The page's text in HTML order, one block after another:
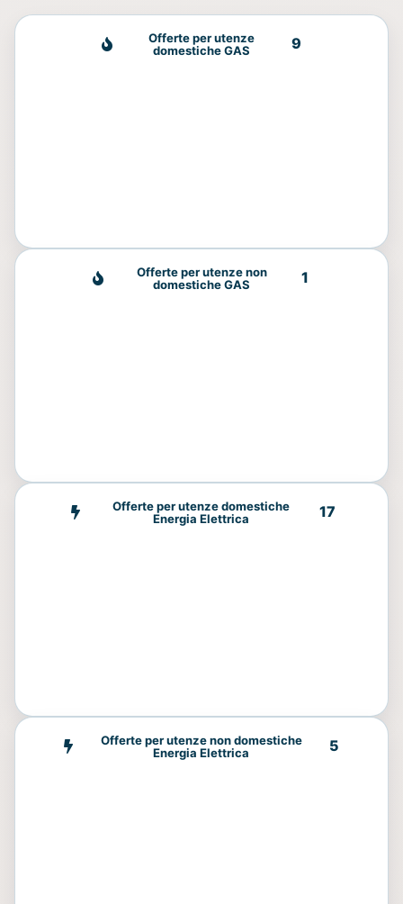
Offerte per utenze
domestiche GAS
9
Offerte per utenze non
domestiche GAS
1
Offerte per utenze domestiche
Energia Elettrica
17
Offerte per utenze non domestiche
Energia Elettrica
5